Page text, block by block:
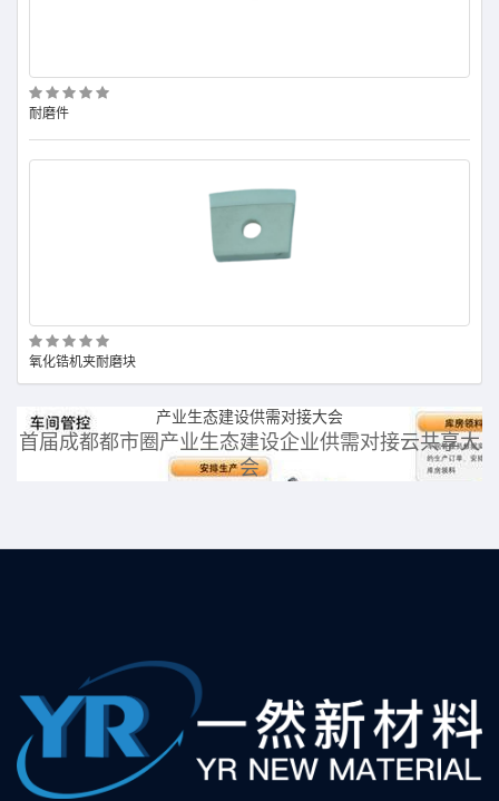
耐磨件
氧化锆机夹耐磨块
产业生态建设供需对接大会
首届成都都市圈产业生态建设企业供需对接云共享大
会